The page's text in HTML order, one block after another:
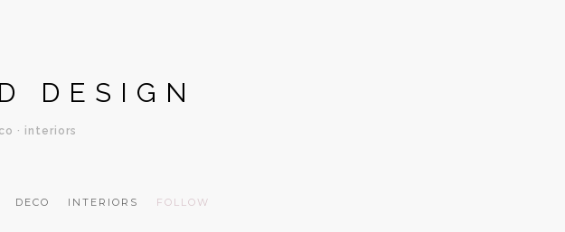
DESIGN
· interiors
DECO INTERIORS FOLLOW